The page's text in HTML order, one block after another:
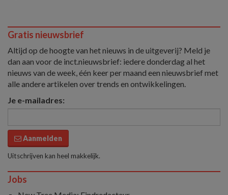
Gratis nieuwsbrief
Altijd op de hoogte van het nieuws in de uitgeverij? Meld je
dan aan voor de inct.nieuwsbrief: iedere donderdag al het
nieuws van de week, één keer per maand een nieuwsbrief met
alle andere artikelen over trends en ontwikkelingen.
Je e-mailadres:
Aanmelden
Uitschrijven kan heel makkelijk.
Jobs